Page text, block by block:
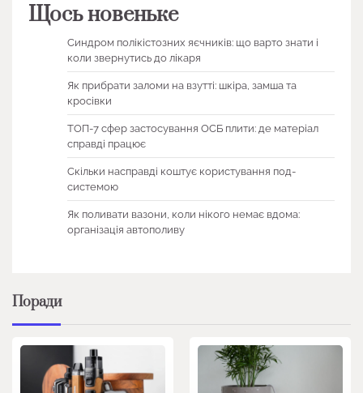
Щось новеньке
Синдром полікістозних яєчників: що варто знати і
коли звернутись до лікаря
Як прибрати заломи на взутті: шкіра, замша та
кросівки
ТОП-7 сфер застосування ОСБ плити: де матеріал
справді працює
Скільки насправді коштує користування под-
системою
Як поливати вазони, коли нікого немає вдома:
організація автополиву
Поради